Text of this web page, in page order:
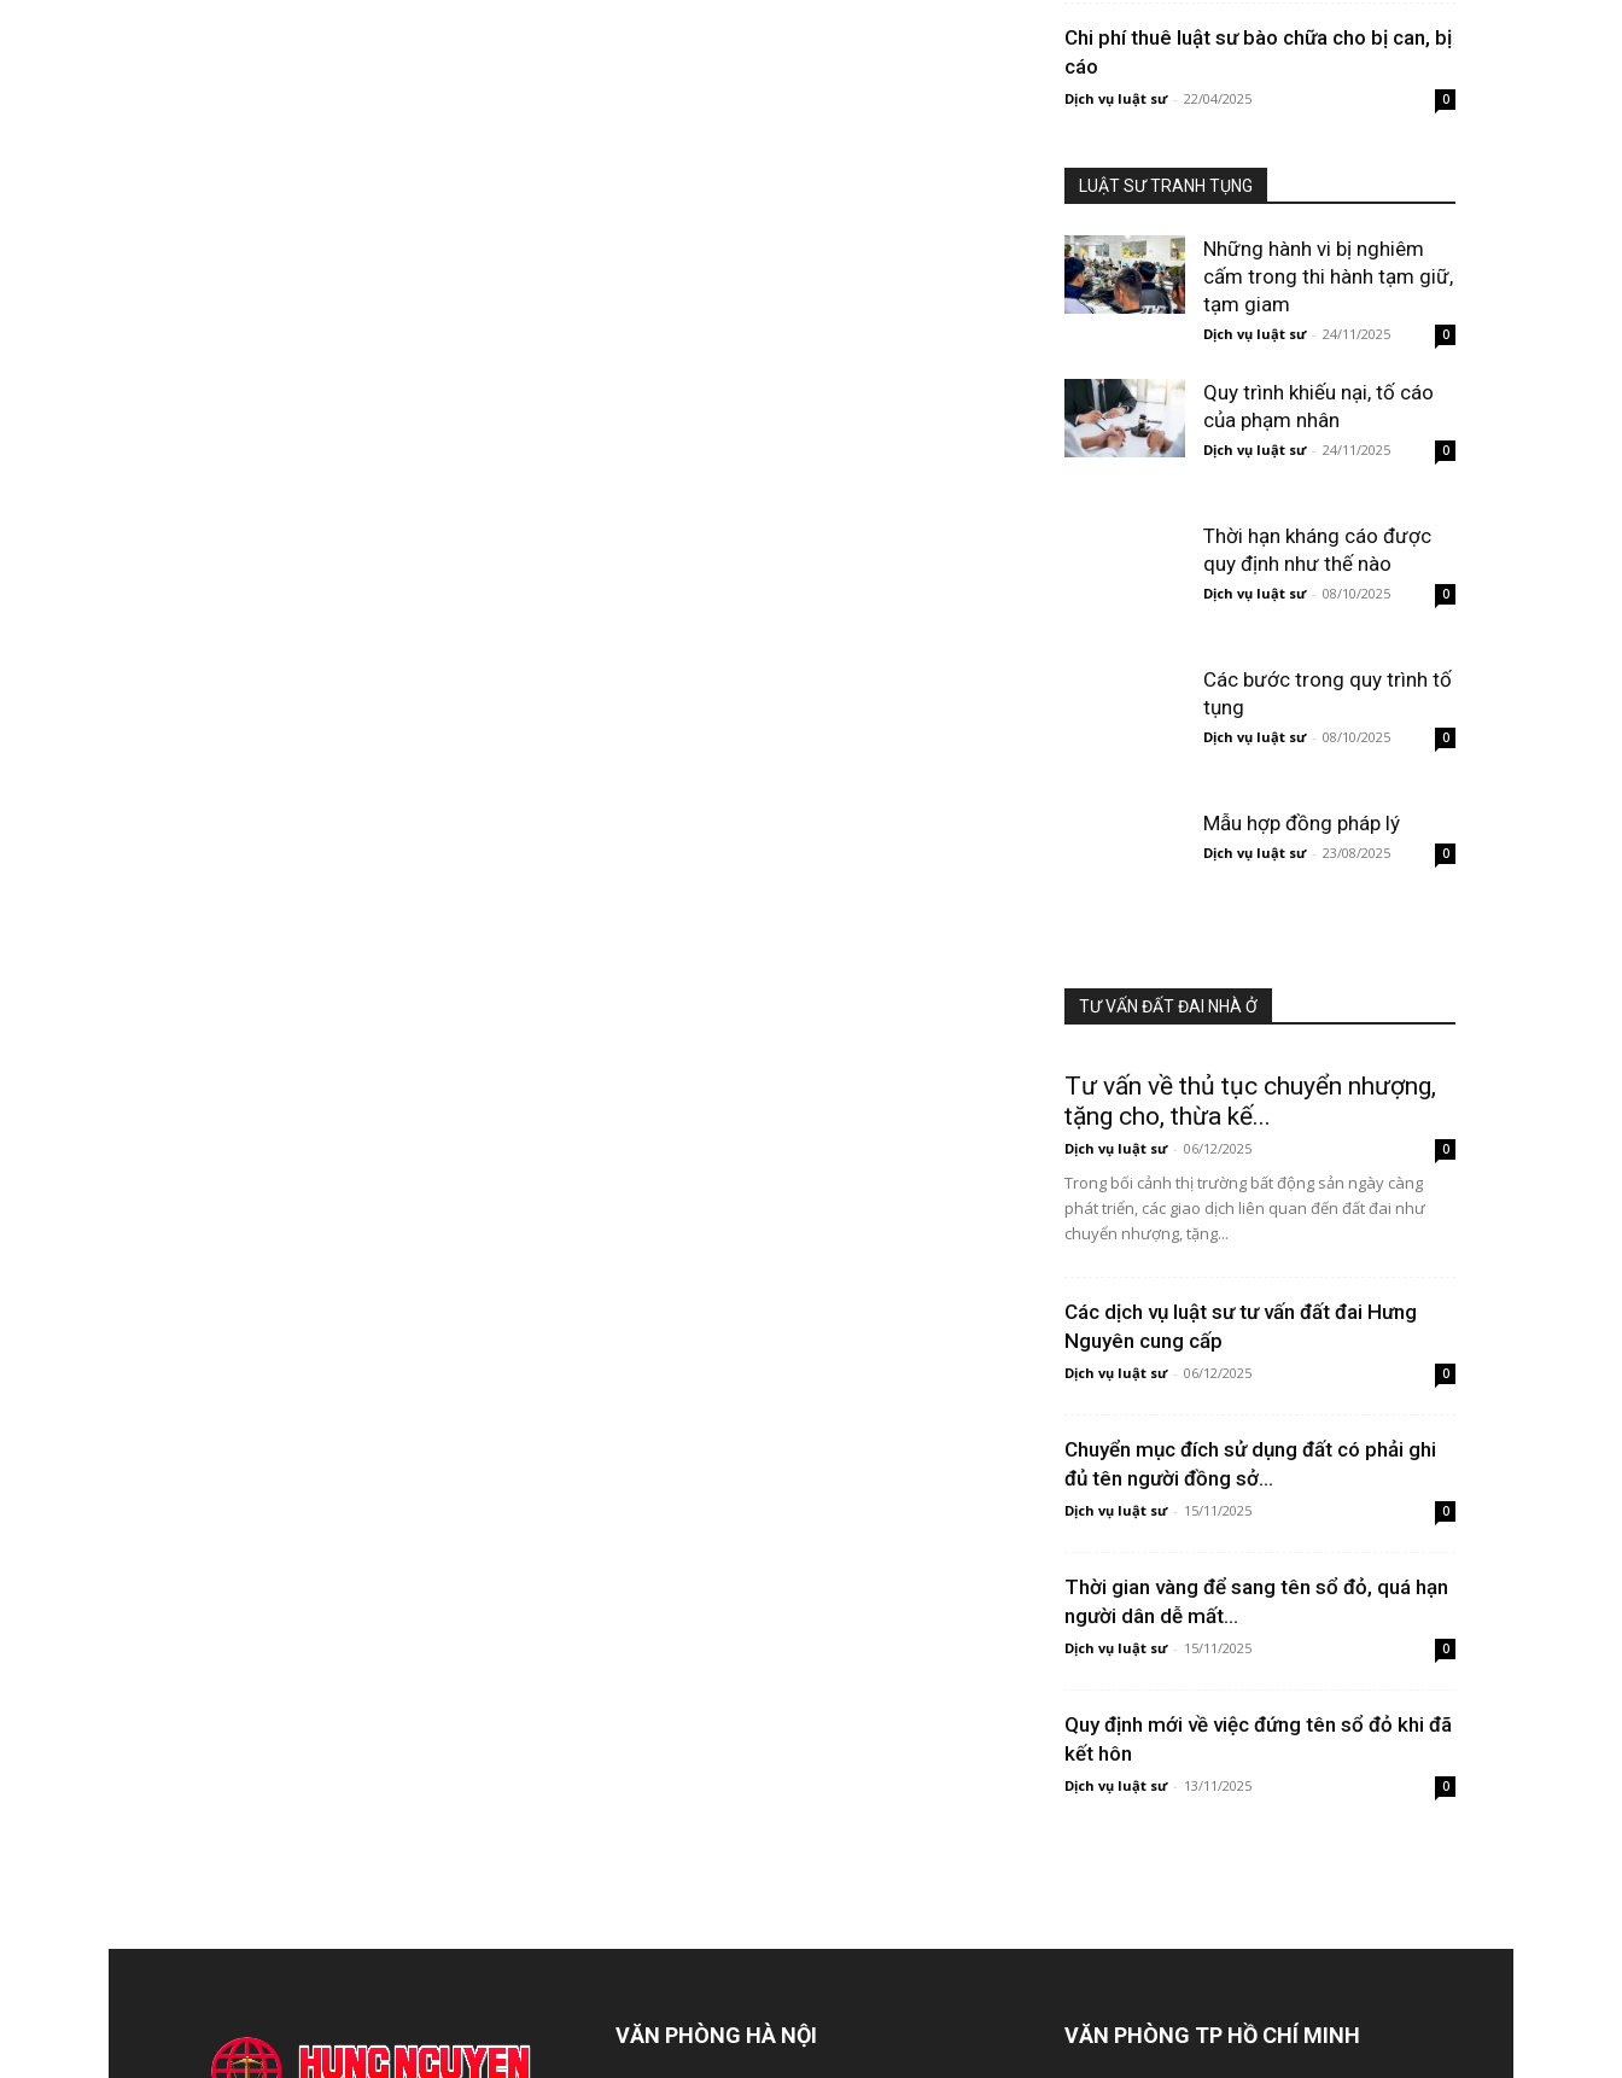
Chi phí thuê luật sư bào chữa cho bị can, bị
cáo
Dịch vụ luật sư - 22/04/2025 0
LUẬT SƯ TRANH TỤNG
Những hành vi bị nghiêm
cấm trong thi hành tạm giữ,
tạm giam
Dịch vụ luật sư - 24/11/2025 0
Quy trình khiếu nại, tố cáo
của phạm nhân
Dịch vụ luật sư - 24/11/2025 0
Thời hạn kháng cáo được
quy định như thế nào
Dịch vụ luật sư - 08/10/2025 0
Các bước trong quy trình tố
tụng
Dịch vụ luật sư - 08/10/2025 0
Mẫu hợp đồng pháp lý
Dịch vụ luật sư - 23/08/2025 0
TƯ VẤN ĐẤT ĐAI NHÀ Ở
Tư vấn về thủ tục chuyển nhượng,
tặng cho, thừa kế...
Dịch vụ luật sư - 06/12/2025 0
Trong bối cảnh thị trường bất động sản ngày càng
phát triển, các giao dịch liên quan đến đất đai như
chuyển nhượng, tặng...
Các dịch vụ luật sư tư vấn đất đai Hưng
Nguyên cung cấp
Dịch vụ luật sư - 06/12/2025 0
Chuyển mục đích sử dụng đất có phải ghi
đủ tên người đồng sở...
Dịch vụ luật sư - 15/11/2025 0
Thời gian vàng để sang tên sổ đỏ, quá hạn
người dân dễ mất...
Dịch vụ luật sư - 15/11/2025 0
Quy định mới về việc đứng tên sổ đỏ khi đã
kết hôn
Dịch vụ luật sư - 13/11/2025 0
VĂN PHÒNG HÀ NỘI VĂN PHÒNG TP HỒ CHÍ MINH